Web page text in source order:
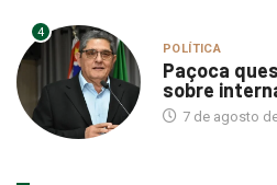
4
POLÍTICA
Paçoca
sobre
7 de agosto